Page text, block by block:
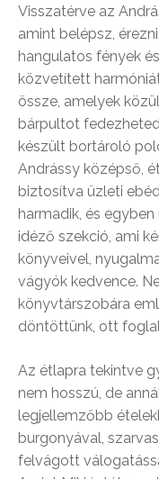
Visszatérve az
amint belépsz,
hangulatos fények
közvetített
össze, amelyek
bárpultot
készült bortároló
Andrássy középső,
biztosítva üzleti
harmadik, és
idéző szekció, ami
könyveivel,
vágyók kedvence.
könyvtárszobára
döntöttünk, ott
Az étlapra tekintve
nem hosszú, de
legjellemzőbb
burgonyával,
felvágott